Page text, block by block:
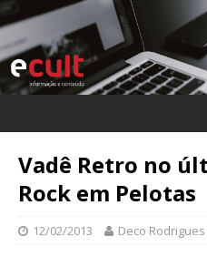
Vadê Retro no
Rock em Pelotas
12/02/2013 Deco Rodrigues